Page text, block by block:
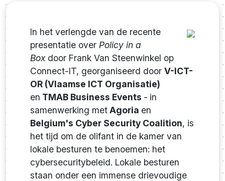
In het verlengde van de recente
presentatie over Policy in a
Boxdoor Frank Van Steenwinkel op
Connect-IT, georganiseerd door V-ICT-
OR (Vlaamse ICT Organisatie)
en TMAB Business Events - in
samenwerking metAgoria en
Belgium's Cyber Security Coalition, is
het tijd om de olifant in de kamer van
lokale besturen te benoemen: het
cybersecuritybeleid. Lokale besturen
staan onder een immense drievoudige